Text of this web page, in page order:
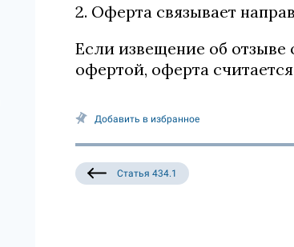
2. Оферта связывает
Если извещение об
офертой, оферта
Добавить в избранное
Статья 434.1